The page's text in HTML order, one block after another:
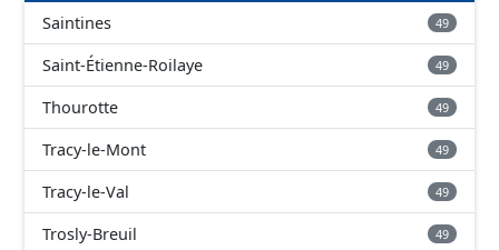
Saintines 49
Saint-Étienne-Roilaye 49
Thourotte 49
Tracy-le-Mont 49
Tracy-le-Val 49
Trosly-Breuil 49